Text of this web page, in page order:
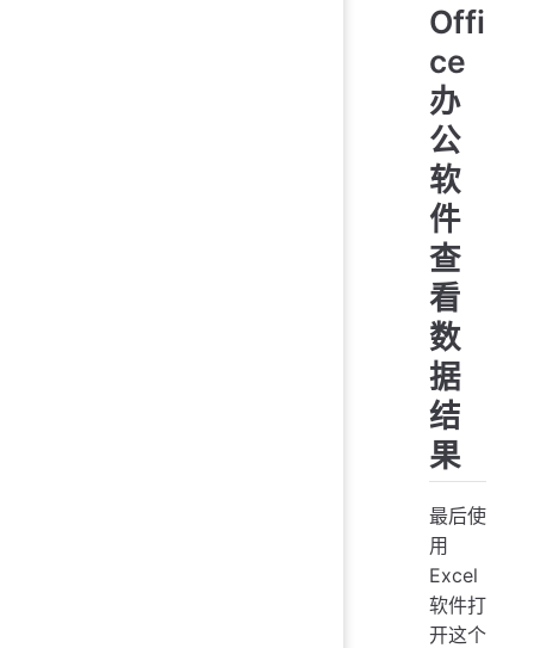
Offi
ce
办
公
软
件
查
看
数
据
结
果
最后使
用
Excel
软件打
开这个